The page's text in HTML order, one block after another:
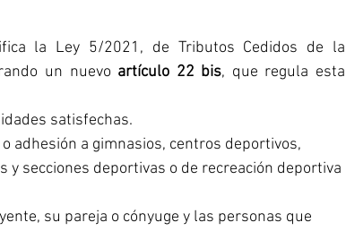
la Ley 5/2021, de Tributos Cedidos de la
un nuevo artículo 22 bis, que regula esta
satisfechas.
adhesión a gimnasios, centros deportivos,
secciones deportivas o de recreación deportiva
su pareja o cónyuge y las personas que